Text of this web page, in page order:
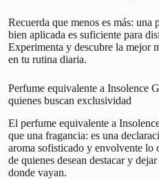
Recuerda que menos es más: una
bien aplicada es suficiente para
Experimenta y descubre la mejor
en tu rutina diaria.
Perfume equivalente a Insolence
quienes buscan exclusividad
El perfume equivalente a
que una fragancia: es una
aroma sofisticado y envolvente lo
de quienes desean destacar y
donde vayan.